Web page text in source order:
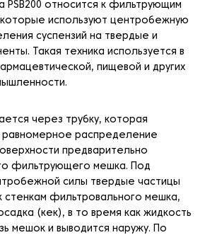
PSB200 относится к фильтрующим
используют центробежную
суспензий на твердые и
Такая техника используется в
пищевой и других
через трубку, которая
равномерное распределение
предварительно
фильтрующего мешка. Под
силы твердые частицы
стенкам фильтровального мешка,
(кек), в то время как жидкость
мешок и выводится наружу. По